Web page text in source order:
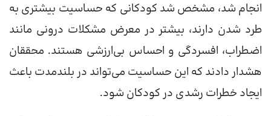
انجام شد، مشخص شد کودکانی که حساسیت بیشتری به
طرد شدن دارند، بیشتر در معرض مشکلات درونی مانند
اضطراب، افسردگی و احساس بی‌ارزشی هستند. محققان
هشدار دادند که این حساسیت می‌تواند در بلندمدت باعث
ایجاد خطرات رشدی در کودکان شود.